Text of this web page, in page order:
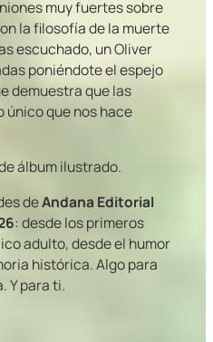
muy fuertes sobre
la filosofía de la muerte
escuchado, un Oliver
poniéndote el espejo
demuestra que las
único que nos hace
álbum ilustrado.
deAndana Editorial
: desde los primeros
adulto, desde el humor
histórica. Algo para
Y para ti.